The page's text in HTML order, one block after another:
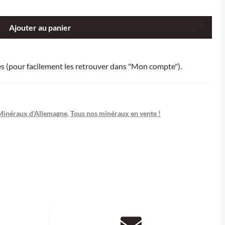
Ajouter au panier
(pour facilement les retrouver dans "Mon compte").
d'Allemagne, Tous nos minéraux en vente !